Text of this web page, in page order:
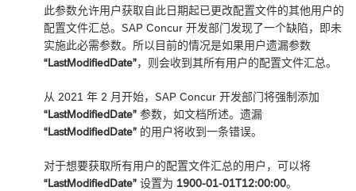
此参数允许用户获取自此日期起已更改配置文件的其他用户的
配置文件汇总。SAP Concur 开发部门发现了一个缺陷，即未
实施此必需参数。所以目前的情况是如果用户遗漏参数
“LastModifiedDate”，则会收到其所有用户的配置文件汇总。
从 2021 年 2 月开始，SAP Concur 开发部门将强制添加
“LastModifiedDate” 参数，如文档所述。遗漏
“LastModifiedDate” 的用户将收到一条错误。
对于想要获取所有用户的配置文件汇总的用户，可以将
“LastModifiedDate” 设置为 1900-01-01T12:00:00。